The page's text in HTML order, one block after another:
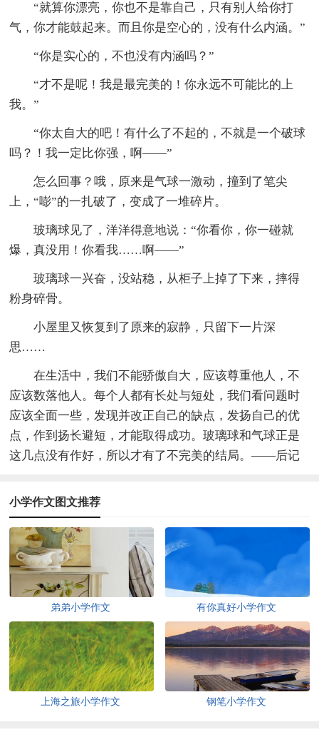
“就算你漂亮，你也不是靠自己，只有别人给你打
气，你才能鼓起来。而且你是空心的，没有什么内涵。”
“你是实心的，不也没有内涵吗？”
“才不是呢！我是最完美的！你永远不可能比的上
我。”
“你太自大的吧！有什么了不起的，不就是一个破球
吗？！我一定比你强，啊——”
怎么回事？哦，原来是气球一激动，撞到了笔尖
上，“嘭”的一扎破了，变成了一堆碎片。
玻璃球见了，洋洋得意地说：“你看你，你一碰就
爆，真没用！你看我……啊——”
玻璃球一兴奋，没站稳，从柜子上掉了下来，摔得
粉身碎骨。
小屋里又恢复到了原来的寂静，只留下一片深
思……
在生活中，我们不能骄傲自大，应该尊重他人，不
应该数落他人。每个人都有长处与短处，我们看问题时
应该全面一些，发现并改正自己的缺点，发扬自己的优
点，作到扬长避短，才能取得成功。玻璃球和气球正是
这几点没有作好，所以才有了不完美的结局。——后记
小学作文图文推荐
弟弟小学作文 有你真好小学作文
上海之旅小学作文 钢笔小学作文